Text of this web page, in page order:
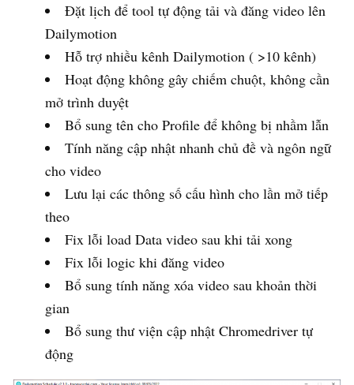
Đặt lịch để tool tự động tải và đăng video lên
Dailymotion
Hỗ trợ nhiều kênh Dailymotion ( >10 kênh)
Hoạt động không gây chiếm chuột, không cần
mở trình duyệt
Bổ sung tên cho Profile để không bị nhầm lẫn
Tính năng cập nhật nhanh chủ đề và ngôn ngữ
cho video
Lưu lại các thông số cấu hình cho lần mở tiếp
theo
Fix lỗi load Data video sau khi tải xong
Fix lỗi logic khi đăng video
Bổ sung tính năng xóa video sau khoản thời
gian
Bổ sung thư viện cập nhật Chromedriver tự
động